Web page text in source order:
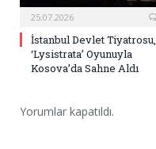
25.07.2026
İstanbul Devlet Tiyatrosu,
‘Lysistrata’ Oyunuyla
Kosova’da Sahne Aldı
Yorumlar kapatıldı.